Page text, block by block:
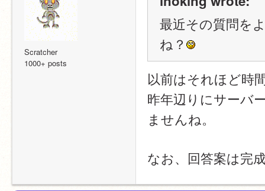
Scratcher
1000+ posts
最近その質問を
ね？
以前はそれほど時
昨年辺りにサーバ
ませんね。
なお、回答案は完